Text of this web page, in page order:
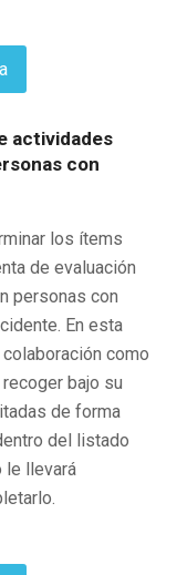
actividades
con
los ítems
de evaluación
personas con
En esta
como
bajo su
de forma
del listado
le llevará